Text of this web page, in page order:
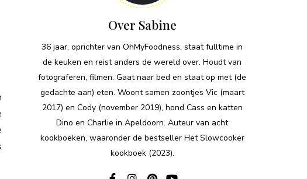
Over Sabine
36 jaar, oprichter van OhMyFoodness, staat fulltime in
de keuken en reist anders de wereld over. Houdt van
fotograferen, filmen. Gaat naar bed en staat op met (de
gedachte aan) eten. Woont samen zoontjes Vic (maart
2017) en Cody (november 2019), hond Cass en katten
Dino en Charlie in Apeldoorn. Auteur van acht
kookboeken, waaronder de bestseller Het Slowcooker
kookboek (2023).